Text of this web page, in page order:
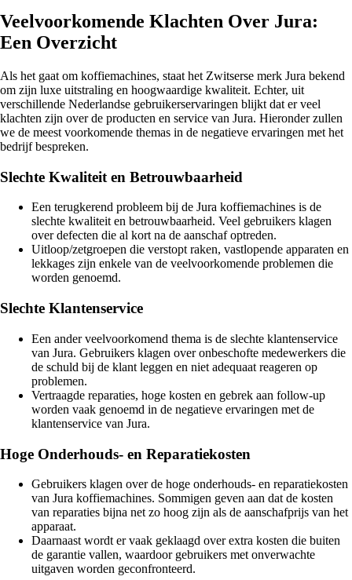
Veelvoorkomende Klachten Over Jura:
Een Overzicht
Als het gaat om koffiemachines, staat het Zwitserse merk Jura bekend
om zijn luxe uitstraling en hoogwaardige kwaliteit. Echter, uit
verschillende Nederlandse gebruikerservaringen blijkt dat er veel
klachten zijn over de producten en service van Jura. Hieronder zullen
we de meest voorkomende themas in de negatieve ervaringen met het
bedrijf bespreken.
Slechte Kwaliteit en Betrouwbaarheid
Een terugkerend probleem bij de Jura koffiemachines is de
slechte kwaliteit en betrouwbaarheid. Veel gebruikers klagen
over defecten die al kort na de aanschaf optreden.
Uitloop/zetgroepen die verstopt raken, vastlopende apparaten en
lekkages zijn enkele van de veelvoorkomende problemen die
worden genoemd.
Slechte Klantenservice
Een ander veelvoorkomend thema is de slechte klantenservice
van Jura. Gebruikers klagen over onbeschofte medewerkers die
de schuld bij de klant leggen en niet adequaat reageren op
problemen.
Vertraagde reparaties, hoge kosten en gebrek aan follow-up
worden vaak genoemd in de negatieve ervaringen met de
klantenservice van Jura.
Hoge Onderhouds- en Reparatiekosten
Gebruikers klagen over de hoge onderhouds- en reparatiekosten
van Jura koffiemachines. Sommigen geven aan dat de kosten
van reparaties bijna net zo hoog zijn als de aanschafprijs van het
apparaat.
Daarnaast wordt er vaak geklaagd over extra kosten die buiten
de garantie vallen, waardoor gebruikers met onverwachte
uitgaven worden geconfronteerd.